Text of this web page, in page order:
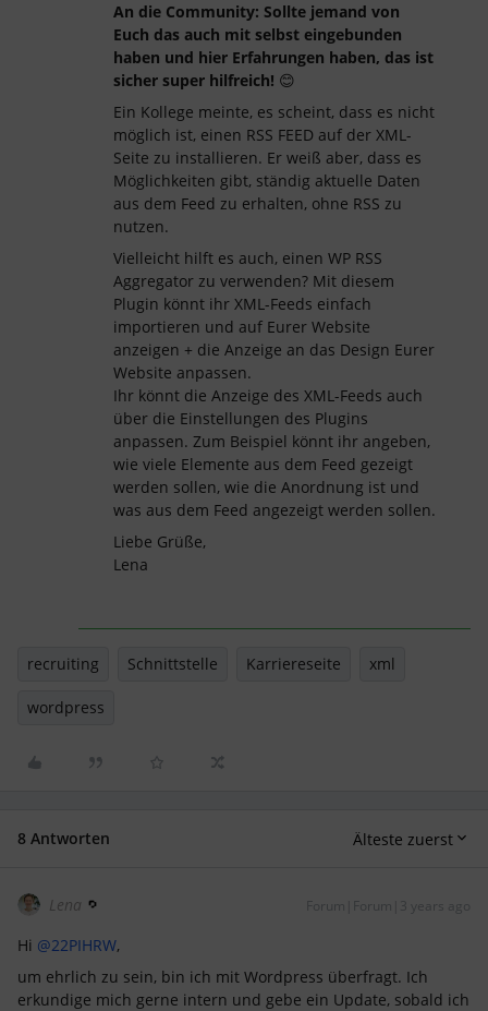
An die Community: Sollte jemand von
Euch das auch mit selbst eingebunden
haben und hier Erfahrungen haben, das ist
sicher super hilfreich! 😊
Ein Kollege meinte, es scheint, dass es nicht
möglich ist, einen RSS FEED auf der XML-
Seite zu installieren. Er weiß aber, dass es
Möglichkeiten gibt, ständig aktuelle Daten
aus dem Feed zu erhalten, ohne RSS zu
nutzen.
Vielleicht hilft es auch, einen WP RSS
Aggregator zu verwenden? Mit diesem
Plugin könnt ihr XML-Feeds einfach
importieren und auf Eurer Website
anzeigen + die Anzeige an das Design Eurer
Website anpassen.
Ihr könnt die Anzeige des XML-Feeds auch
über die Einstellungen des Plugins
anpassen. Zum Beispiel könnt ihr angeben,
wie viele Elemente aus dem Feed gezeigt
werden sollen, wie die Anordnung ist und
was aus dem Feed angezeigt werden sollen.
Liebe Grüße,
Lena
recruiting Schnittstelle Karriereseite xml
wordpress
8 Antworten Älteste zuerst
Lena Forum|Forum|3 years ago
Hi @22PIHRW,
um ehrlich zu sein, bin ich mit Wordpress überfragt. Ich
erkundige mich gerne intern und gebe ein Update, sobald ich